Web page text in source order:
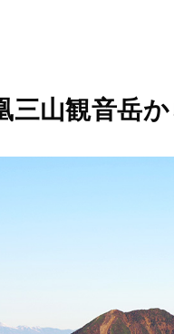
三山観音岳